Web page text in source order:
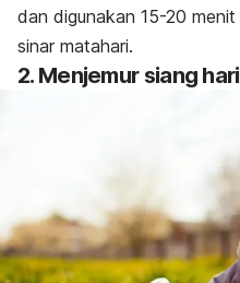
dan digunakan 15-20
sinar matahari.
2. Menjemur siang hari